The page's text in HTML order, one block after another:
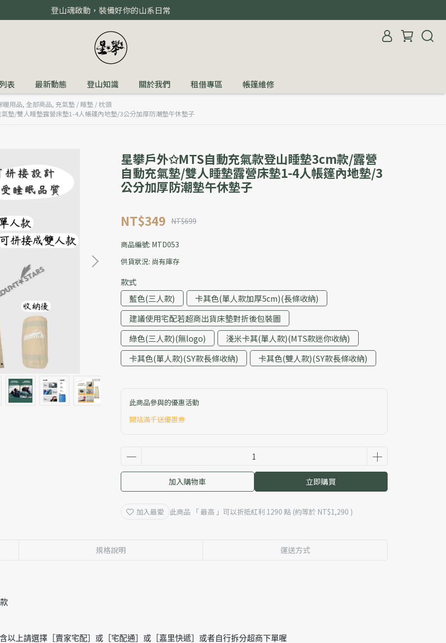
登山魂啟動，裝備好你的山系日常
表 最新動態 登山知識 關於我們 租借專區 帳篷維修
暖用品, 全部商品, 充氣墊 / 睡墊 / 枕頭
墊/雙人睡墊露營床墊1-4人帳篷內地墊/3公分加厚防潮墊午休墊子
星攀戶外✩MTS自動充氣款登山睡墊3cm款/露營
自動充氣墊/雙人睡墊露營床墊1-4人帳篷內地墊/3
公分加厚防潮墊午休墊子
NT$349 NT$699
商品編號: MTD053
供貨狀況: 尚有庫存
款式
藍色(三人款)
卡其色(單人款加厚5cm)(長條收納)
建議使用宅配若超商出貨床墊對折後包裝圖
綠色(三人款)(無logo)
淺米卡其(單人款)(MTS款迷你收納)
卡其色(單人款)(SY款長條收納)
卡其色(雙人款)(SY款長條收納)
此商品參與的優惠活動
開站滿千送優惠券
加入購物車 立即購買
加入最愛 此商品 「 最高 」可以折抵紅利 1290 點 (約等於 NT$1,290 )
規格說明 運送方式
上請選擇［賣家宅配］或［宅配通］或［嘉里快遞］或者自行拆分超商下單喔